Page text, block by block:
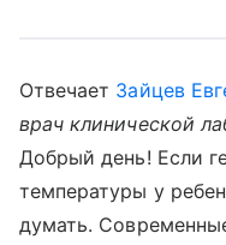
Отвечает Зайцев
врач клинической
Добрый день! Если
температуры у
думать.